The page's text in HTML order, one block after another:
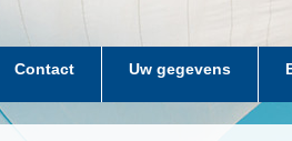
Contact Uw gegevens